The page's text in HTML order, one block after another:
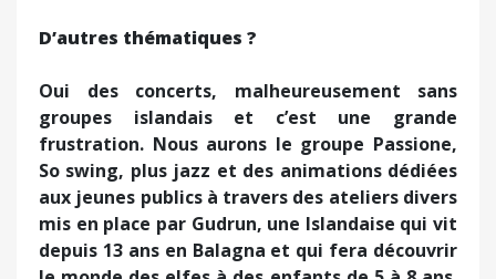
D’autres thématiques ?
Oui des concerts, malheureusement sans
groupes islandais et c’est une grande
frustration. Nous aurons le groupe Passione,
So swing, plus jazz et des animations dédiées
aux jeunes publics à travers des ateliers divers
mis en place par Gudrun, une Islandaise qui vit
depuis 13 ans en Balagna et qui fera découvrir